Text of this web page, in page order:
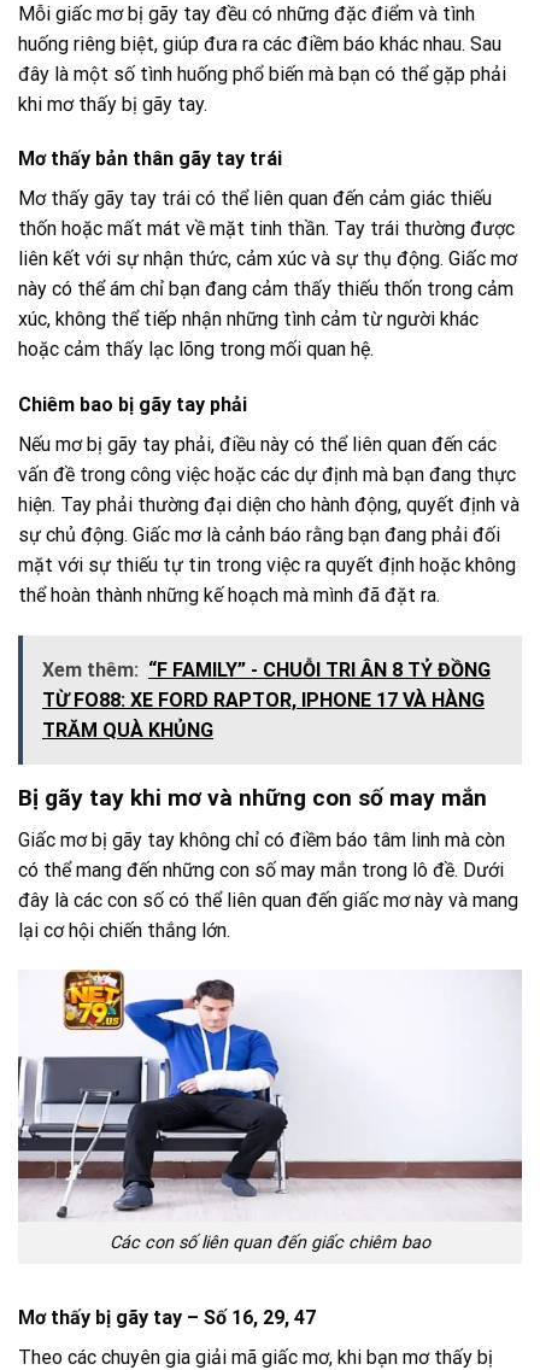
Mỗi giấc mơ bị gãy tay đều có những đặc điểm và tình
huống riêng biệt, giúp đưa ra các điềm báo khác nhau. Sau
đây là một số tình huống phổ biến mà bạn có thể gặp phải
khi mơ thấy bị gãy tay.
Mơ thấy bản thân gãy tay trái
Mơ thấy gãy tay trái có thể liên quan đến cảm giác thiếu
thốn hoặc mất mát về mặt tinh thần. Tay trái thường được
liên kết với sự nhận thức, cảm xúc và sự thụ động. Giấc mơ
này có thể ám chỉ bạn đang cảm thấy thiếu thốn trong cảm
xúc, không thể tiếp nhận những tình cảm từ người khác
hoặc cảm thấy lạc lõng trong mối quan hệ.
Chiêm bao bị gãy tay phải
Nếu mơ bị gãy tay phải, điều này có thể liên quan đến các
vấn đề trong công việc hoặc các dự định mà bạn đang thực
hiện. Tay phải thường đại diện cho hành động, quyết định và
sự chủ động. Giấc mơ là cảnh báo rằng bạn đang phải đối
mặt với sự thiếu tự tin trong việc ra quyết định hoặc không
thể hoàn thành những kế hoạch mà mình đã đặt ra.
Xem thêm: “F FAMILY” - CHUỖI TRI ÂN 8 TỶ ĐỒNG
TỪ FO88: XE FORD RAPTOR, IPHONE 17 VÀ HÀNG
TRĂM QUÀ KHỦNG
Bị gãy tay khi mơ và những con số may mắn
Giấc mơ bị gãy tay không chỉ có điềm báo tâm linh mà còn
có thể mang đến những con số may mắn trong lô đề. Dưới
đây là các con số có thể liên quan đến giấc mơ này và mang
lại cơ hội chiến thắng lớn.
Các con số liên quan đến giấc chiêm bao
Mơ thấy bị gãy tay – Số 16, 29, 47
Theo các chuyên gia giải mã giấc mơ, khi bạn mơ thấy bị